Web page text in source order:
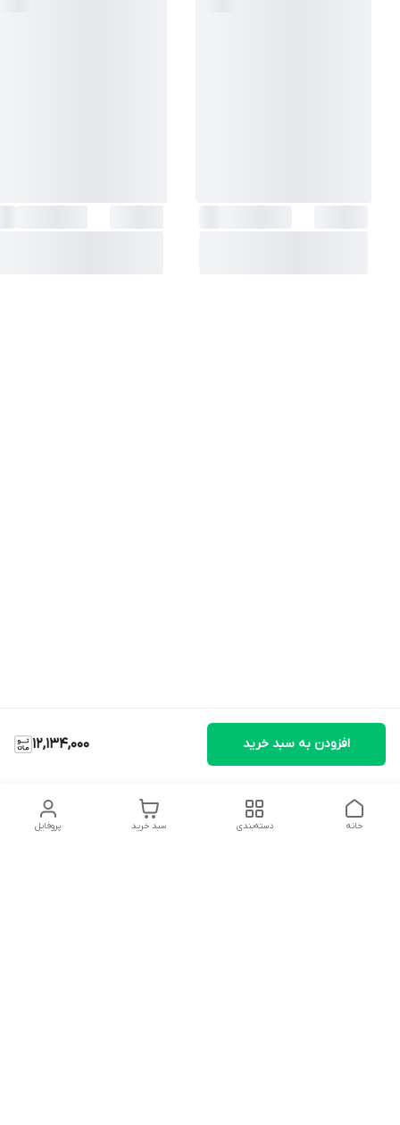
12,134,000 افزودن به سبد خرید
پروفایل سبد خرید دسته‌بندی خانه